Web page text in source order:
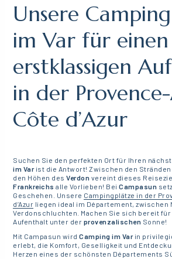
Unsere
im Var für einen
erstklassigen
in der
Côte d’Azur
Suchen Sie den perfekten Ort für Ihren
im Varist die Antwort! Zwischen den
den Höhen desVerdon vereint dieses
Frankreichs alle Vorlieben! BeiCampasun
Geschehen. Unsere Campingplätze in der
d’Azur liegen ideal im Département, zwischen
Verdonschluchten. Machen Sie sich bereit
Aufenthalt unter der provenzalischen Sonne!
Mit Campasun wirdCamping im Varin
erlebt, die Komfort, Geselligkeit und
Herzen eines der schönsten Départements